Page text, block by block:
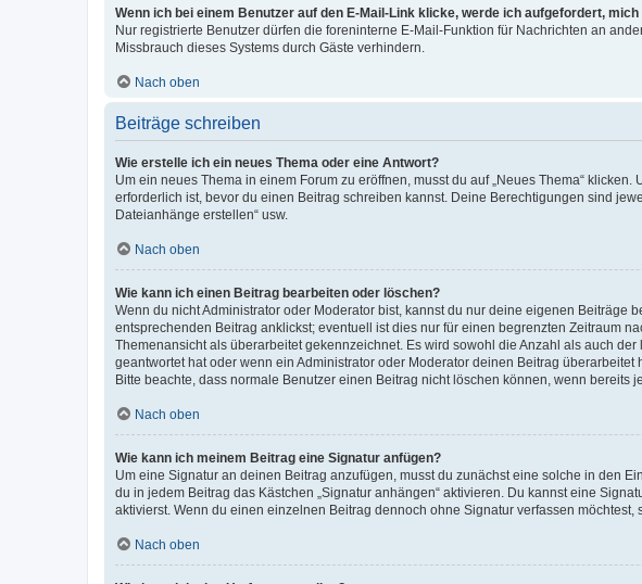
Wenn ich bei einem Benutzer auf den E-Mail-Link klicke, werde ich aufgefordert, mich
Nur registrierte Benutzer dürfen die foreninterne E-Mail-Funktion für Nachrichten an
Missbrauch dieses Systems durch Gäste verhindern.
Nach oben
Beiträge schreiben
Wie erstelle ich ein neues Thema oder eine Antwort?
Um ein neues Thema in einem Forum zu eröffnen, musst du auf „Neues Thema“
erforderlich ist, bevor du einen Beitrag schreiben kannst. Deine Berechtigungen sind
Dateianhänge erstellen“ usw.
Nach oben
Wie kann ich einen Beitrag bearbeiten oder löschen?
Wenn du nicht Administrator oder Moderator bist, kannst du nur deine eigenen Beiträge
entsprechenden Beitrag anklickst; eventuell ist dies nur für einen begrenzten Zeitraum
Themenansicht als überarbeitet gekennzeichnet. Es wird sowohl die Anzahl als auch
geantwortet hat oder wenn ein Administrator oder Moderator deinen Beitrag
Bitte beachte, dass normale Benutzer einen Beitrag nicht löschen können, wenn bereits
Nach oben
Wie kann ich meinem Beitrag eine Signatur anfügen?
Um eine Signatur an deinen Beitrag anzufügen, musst du zunächst eine solche in den
du in jedem Beitrag das Kästchen „Signatur anhängen“ aktivieren. Du kannst eine
aktivierst. Wenn du einen einzelnen Beitrag dennoch ohne Signatur verfassen
Nach oben